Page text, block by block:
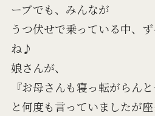
ーブでも、みんなが
うつ伏せで乗っている中、
ね♪
娘さんが、
『お母さんも寝っ転がらんと
と何度も言っていましたが